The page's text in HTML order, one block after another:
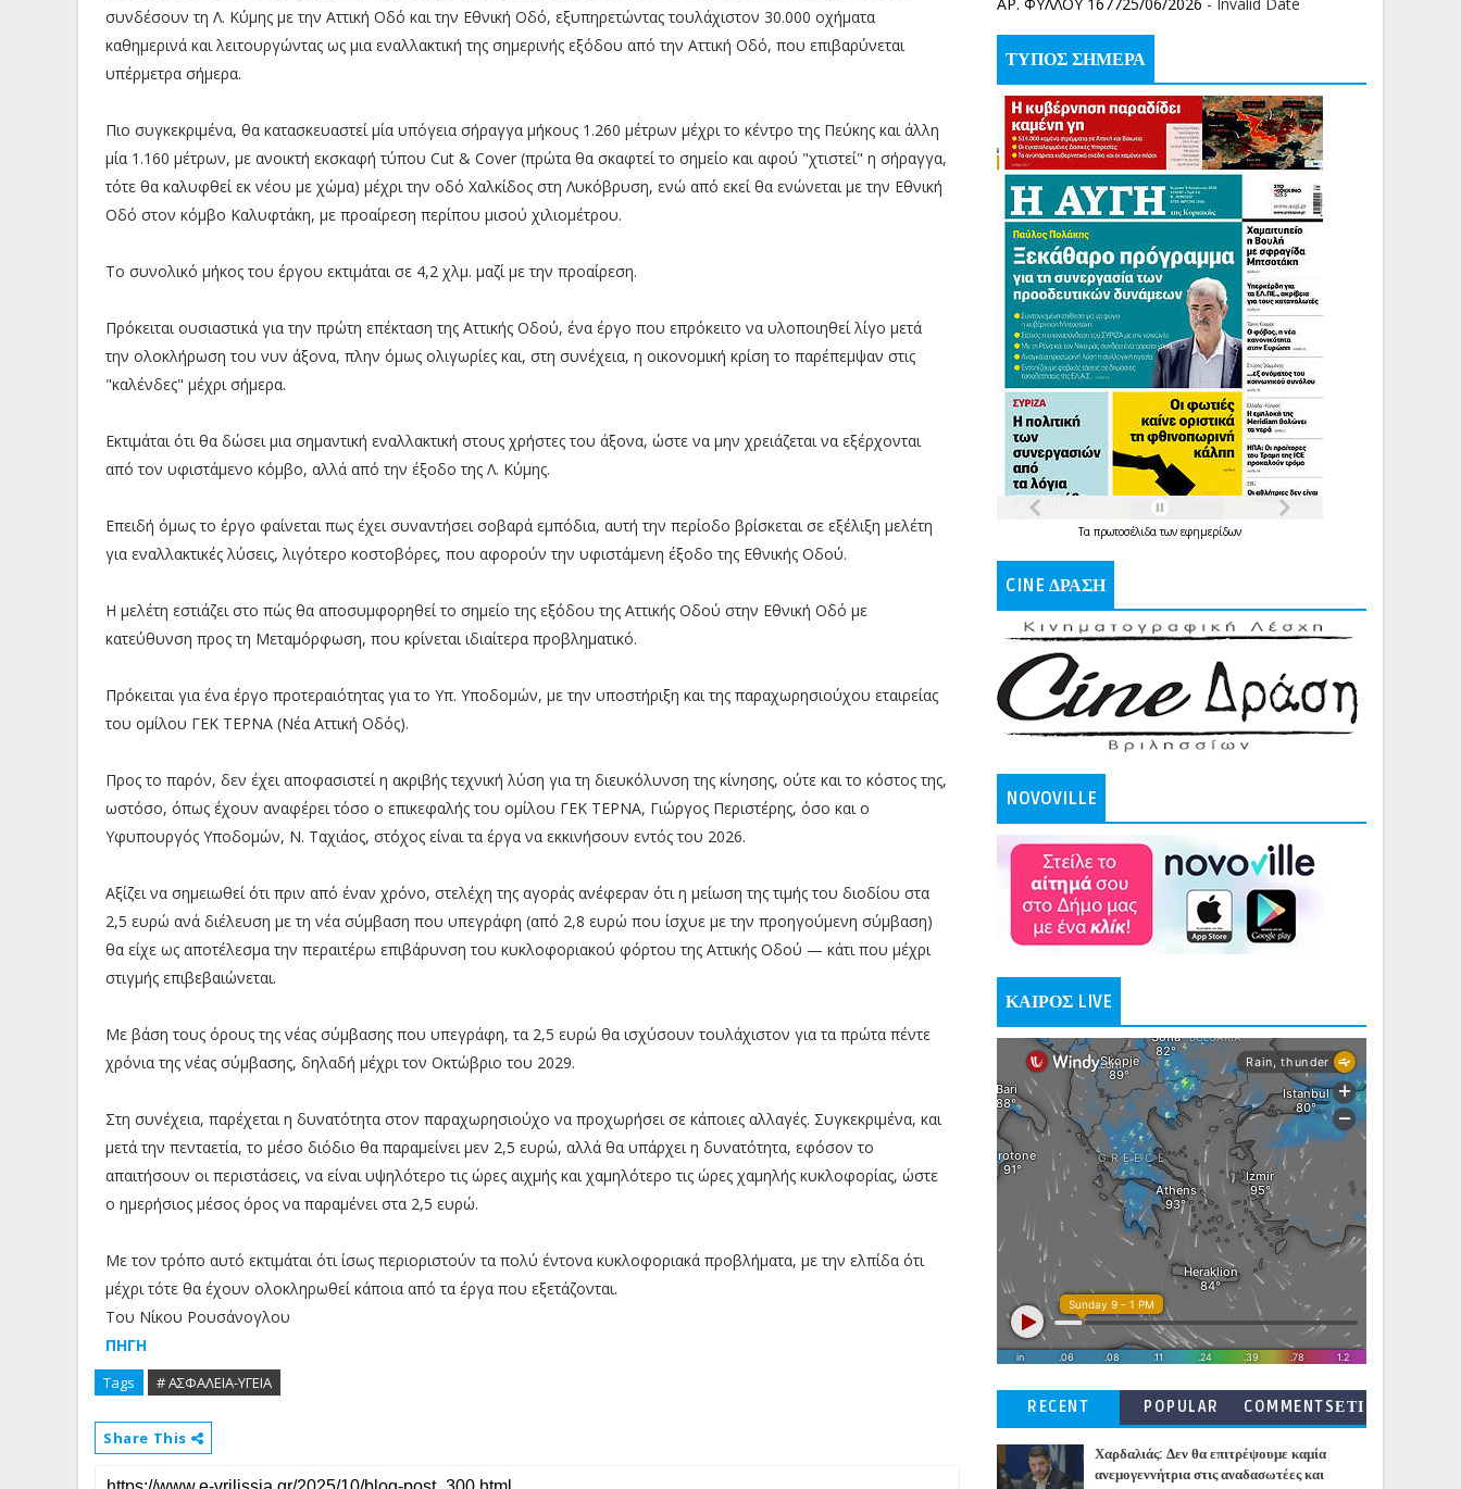
συνδέσουν τη Λ. Κύμης με την Αττική Οδό και την Εθνική Οδό, εξυπηρετώντας τουλάχιστον 30.000 οχήματα
καθημερινά και λειτουργώντας ως μια εναλλακτική της σημερινής εξόδου από την Αττική Οδό, που επιβαρύνεται
υπέρμετρα σήμερα.
Πιο συγκεκριμένα, θα κατασκευαστεί μία υπόγεια σήραγγα μήκους 1.260 μέτρων μέχρι το κέντρο της Πεύκης και άλλη
μία 1.160 μέτρων, με ανοικτή εκσκαφή τύπου Cut & Cover (πρώτα θα σκαφτεί το σημείο και αφού "χτιστεί" η σήραγγα,
τότε θα καλυφθεί εκ νέου με χώμα) μέχρι την οδό Χαλκίδος στη Λυκόβρυση, ενώ από εκεί θα ενώνεται με την Εθνική
Οδό στον κόμβο Καλυφτάκη, με προαίρεση περίπου μισού χιλιομέτρου.
Το συνολικό μήκος του έργου εκτιμάται σε 4,2 χλμ. μαζί με την προαίρεση.
Πρόκειται ουσιαστικά για την πρώτη επέκταση της Αττικής Οδού, ένα έργο που επρόκειτο να υλοποιηθεί λίγο μετά
την ολοκλήρωση του νυν άξονα, πλην όμως ολιγωρίες και, στη συνέχεια, η οικονομική κρίση το παρέπεμψαν στις
"καλένδες" μέχρι σήμερα.
Εκτιμάται ότι θα δώσει μια σημαντική εναλλακτική στους χρήστες του άξονα, ώστε να μην χρειάζεται να εξέρχονται
από τον υφιστάμενο κόμβο, αλλά από την έξοδο της Λ. Κύμης.
Επειδή όμως το έργο φαίνεται πως έχει συναντήσει σοβαρά εμπόδια, αυτή την περίοδο βρίσκεται σε εξέλιξη μελέτη
για εναλλακτικές λύσεις, λιγότερο κοστοβόρες, που αφορούν την υφιστάμενη έξοδο της Εθνικής Οδού.
Η μελέτη εστιάζει στο πώς θα αποσυμφορηθεί το σημείο της εξόδου της Αττικής Οδού στην Εθνική Οδό με
κατεύθυνση προς τη Μεταμόρφωση, που κρίνεται ιδιαίτερα προβληματικό.
Πρόκειται για ένα έργο προτεραιότητας για το Υπ. Υποδομών, με την υποστήριξη και της παραχωρησιούχου εταιρείας
του ομίλου ΓΕΚ ΤΕΡΝΑ (Νέα Αττική Οδός).
Προς το παρόν, δεν έχει αποφασιστεί η ακριβής τεχνική λύση για τη διευκόλυνση της κίνησης, ούτε και το κόστος της,
ωστόσο, όπως έχουν αναφέρει τόσο ο επικεφαλής του ομίλου ΓΕΚ ΤΕΡΝΑ, Γιώργος Περιστέρης, όσο και ο
Υφυπουργός Υποδομών, Ν. Ταχιάος, στόχος είναι τα έργα να εκκινήσουν εντός του 2026.
Αξίζει να σημειωθεί ότι πριν από έναν χρόνο, στελέχη της αγοράς ανέφεραν ότι η μείωση της τιμής του διοδίου στα
2,5 ευρώ ανά διέλευση με τη νέα σύμβαση που υπεγράφη (από 2,8 ευρώ που ίσχυε με την προηγούμενη σύμβαση)
θα είχε ως αποτέλεσμα την περαιτέρω επιβάρυνση του κυκλοφοριακού φόρτου της Αττικής Οδού — κάτι που μέχρι
στιγμής επιβεβαιώνεται.
Με βάση τους όρους της νέας σύμβασης που υπεγράφη, τα 2,5 ευρώ θα ισχύσουν τουλάχιστον για τα πρώτα πέντε
χρόνια της νέας σύμβασης, δηλαδή μέχρι τον Οκτώβριο του 2029.
Στη συνέχεια, παρέχεται η δυνατότητα στον παραχωρησιούχο να προχωρήσει σε κάποιες αλλαγές. Συγκεκριμένα, και
μετά την πενταετία, το μέσο διόδιο θα παραμείνει μεν 2,5 ευρώ, αλλά θα υπάρχει η δυνατότητα, εφόσον το
απαιτήσουν οι περιστάσεις, να είναι υψηλότερο τις ώρες αιχμής και χαμηλότερο τις ώρες χαμηλής κυκλοφορίας, ώστε
ο ημερήσιος μέσος όρος να παραμένει στα 2,5 ευρώ.
Με τον τρόπο αυτό εκτιμάται ότι ίσως περιοριστούν τα πολύ έντονα κυκλοφοριακά προβλήματα, με την ελπίδα ότι
μέχρι τότε θα έχουν ολοκληρωθεί κάποια από τα έργα που εξετάζονται.
Του Νίκου Ρουσάνογλου
ΠΗΓΗ
Tags # ΑΣΦΑΛΕΙΑ-ΥΓΕΙΑ
Share This
ΤΥΠΟΣ ΣΗΜΕΡΑ
Τα πρωτοσέλιδατων εφημερίδων
CINE ΔΡΑΣΗ
NOVOVILLE
ΚΑΙΡΟΣ LIVE
RECENT POPULAR
COMMENTSΕΤΙ
Χαρδαλιάς: Δεν θα επιτρέψουμε καμία
ανεμογεννήτρια στις αναδασωτέες και